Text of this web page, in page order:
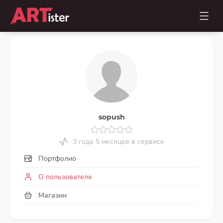
sopush
3 года 5 месяцев в сервисе
Портфолио
О пользователе
Магазин